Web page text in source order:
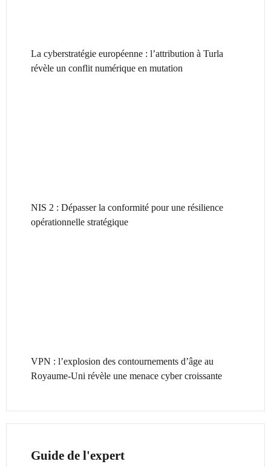
La cyberstratégie européenne : l’attribution à Turla
révèle un conflit numérique en mutation
NIS 2 : Dépasser la conformité pour une résilience
opérationnelle stratégique
VPN : l’explosion des contournements d’âge au
Royaume-Uni révèle une menace cyber croissante
Guide de l'expert